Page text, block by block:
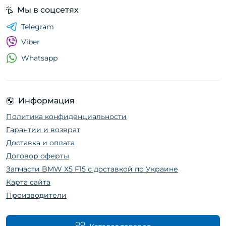
Информация
Политика конфиденциальности
Гарантии и возврат
Доставка и оплата
Договор оферты
Запчасти BMW X5 F15 с доставкой по Украине
Карта сайта
Производители
Мы в соцсетях
Telegram
Viber
Whatsapp